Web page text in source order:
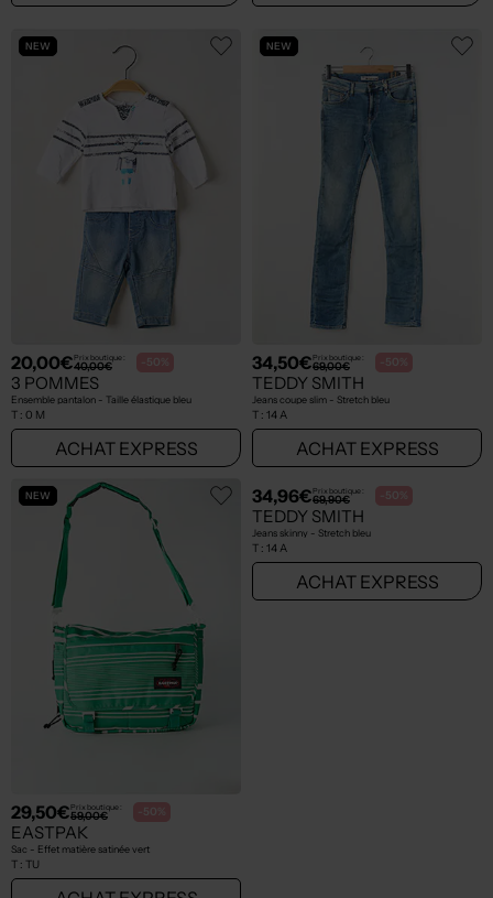
NEW
20,00€Prix boutique :
40,00€ -50%
3 POMMES
Ensemble pantalon - Taille élastique bleu
T : 0 M
ACHAT EXPRESS
NEW
34,50€Prix boutique :
69,00€ -50%
TEDDY SMITH
Jeans coupe slim - Stretch bleu
T : 14 A
ACHAT EXPRESS
NEW
29,50€Prix boutique :
59,00€ -50%
EASTPAK
Sac - Effet matière satinée vert
T : TU
NEW